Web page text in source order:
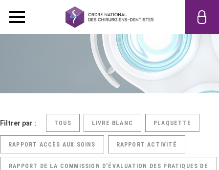
Filtrer par : TOUS LIVRE BLANC PLAQUETTE
RAPPORT ACCÈS AUX SOINS RAPPORT ACTIVITÉ
RAPPORT DE LA COMMISSION D’ÉVALUATION DES PRATIQUES DE